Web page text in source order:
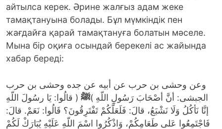
айтылса керек. Әрине жалғыз адам жеке
тамақтануына болады. Бұл мүмкіндік пен
жағдайға қарай тамақтануға болатын мәселе.
Мына бір оқиға осындай берекелі ас жайында
хабар береді:
وعن وحشى بن حرب عن أبيه عن جده وحشى بن حرب
الجبشى: أنَّ أصْحَابَ رَسُولِ اللّهِ )ﷺ ( قالُوا: يَا رسُولَ اللّهِ
إنَّا نَأكُلُ وَلَا نَشْبَعُ، قالَ: فَلَعَلَّكُمْ تَفْتَرِقُونَ؟ قَالُوا: نَعَمْ. قالَ:
فَاجْتَمِعُوا عَلى طَعَامِكُمْ، وَاذْكُرُوا اسْمَ اللّهِ عَلَيْهِ يُبَارَكْ لَكُمْ